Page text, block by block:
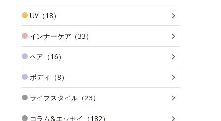
UV（18）
インナーケア（33）
ヘア（16）
ボディ（8）
ライフスタイル（23）
コラム&エッセイ（182）